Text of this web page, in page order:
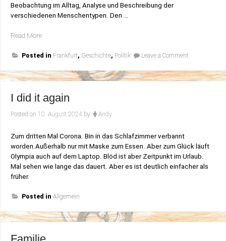
Beobachtung im Alltag, Analyse und Beschreibung der
verschiedenen Menschentypen. Den …
Read More„Nach
Posted in Frankfurt, Geschichte, Politik Leave a Comment
I did it again
Posted on 10. August 2024 by Andy
Zum dritten Mal Corona. Bin in das Schlafzimmer verbannt
worden.Außerhalb nur mit Maske zum Essen. Aber zum Glück läuft
Olympia auch auf dem Laptop. Blöd ist aber Zeitpunkt im Urlaub.
Mal sehen wie lange das dauert. Aber es ist deutlich einfacher als
früher.
Posted in Allgemein